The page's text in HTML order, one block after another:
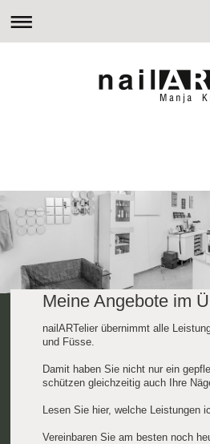
Meine Angebote im
nailARTelier übernimmt alle
und Füsse.
Damit haben Sie nicht nur ein
schützen gleichzeitig auch Ihre
Lesen Sie hier, welche Leistungen
Vereinbaren Sie am besten noch